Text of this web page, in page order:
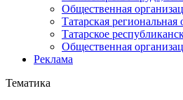
Общественная
Татарская
Татарское
Общественная
Реклама
Тематика